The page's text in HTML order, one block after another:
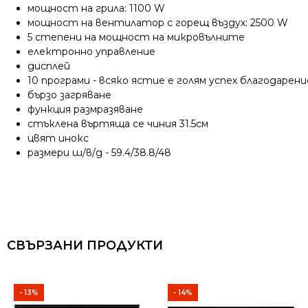
мощност на грила: 1100 W
мощност на вентилатор с горещ въздух: 2500 W
5 степени на мощност на микровълните
електронно управление
дисплей
10 програми - всяко ястие е голям успех
бързо загряване
функция размразяване
стъклена въртяща се чиния 31.5см
цвят инокс
размери ш/в/д - 59.4/38.8/48
СВЪРЗАНИ ПРОДУКТИ
- 13% - 14%